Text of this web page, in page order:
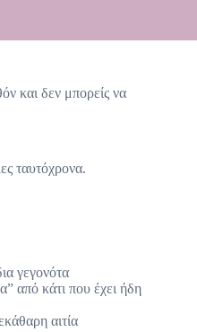
και δεν μπορείς να
ταυτόχρονα.
γεγονότα
από κάτι που έχει ήδη
αιτία